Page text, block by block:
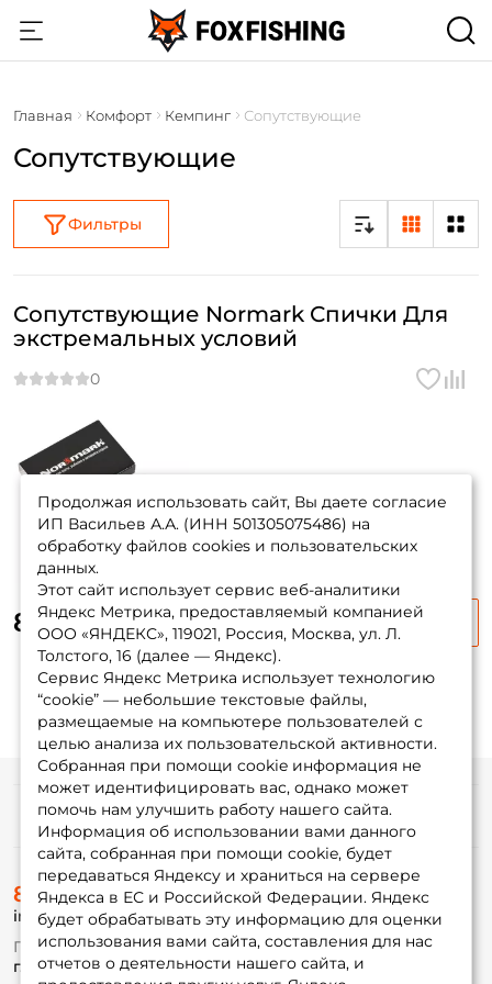
Главная Комфорт Кемпинг Сопутствующие
Сопутствующие
Фильтры
Сопутствующие Normark Спички Для
экстремальных условий
80 ₽
Продолжая использовать сайт, Вы даете согласие
ИП Васильев А.А. (ИНН 501305075486) на
обработку файлов cookies и пользовательских
данных.
Этот сайт использует сервис веб-аналитики
Яндекс Метрика, предоставляемый компанией
ООО «ЯНДЕКС», 119021, Россия, Москва, ул. Л.
Толстого, 16 (далее — Яндекс).
Сервис Яндекс Метрика использует технологию
“cookie” — небольшие текстовые файлы,
размещаемые на компьютере пользователей с
целью анализа их пользовательской активности.
Собранная при помощи cookie информация не
может идентифицировать вас, однако может
помочь нам улучшить работу нашего сайта.
Информация об использовании вами данного
сайта, собранная при помощи cookie, будет
передаваться Яндексу и храниться на сервере
Яндекса в ЕС и Российской Федерации. Яндекс
будет обрабатывать эту информацию для оценки
использования вами сайта, составления для нас
отчетов о деятельности нашего сайта, и
Создать аккаунт
ФИО: *
Email: *
Номер телефона: *
Придумайте пароль: *
Повторите пароль: *
Заполняя данную форму вы соглашаетесь на обработку
персональных данных
Создать аккаунт
У меня уже есть аккаунт
Информация
О магазине
Доставка
Оплата
Fox-bonus
Гуру
8 (495) 532-77-88
info@foxfishing.ru
По вопросам с заказом
г. Москва, ул. Плеханова д.7